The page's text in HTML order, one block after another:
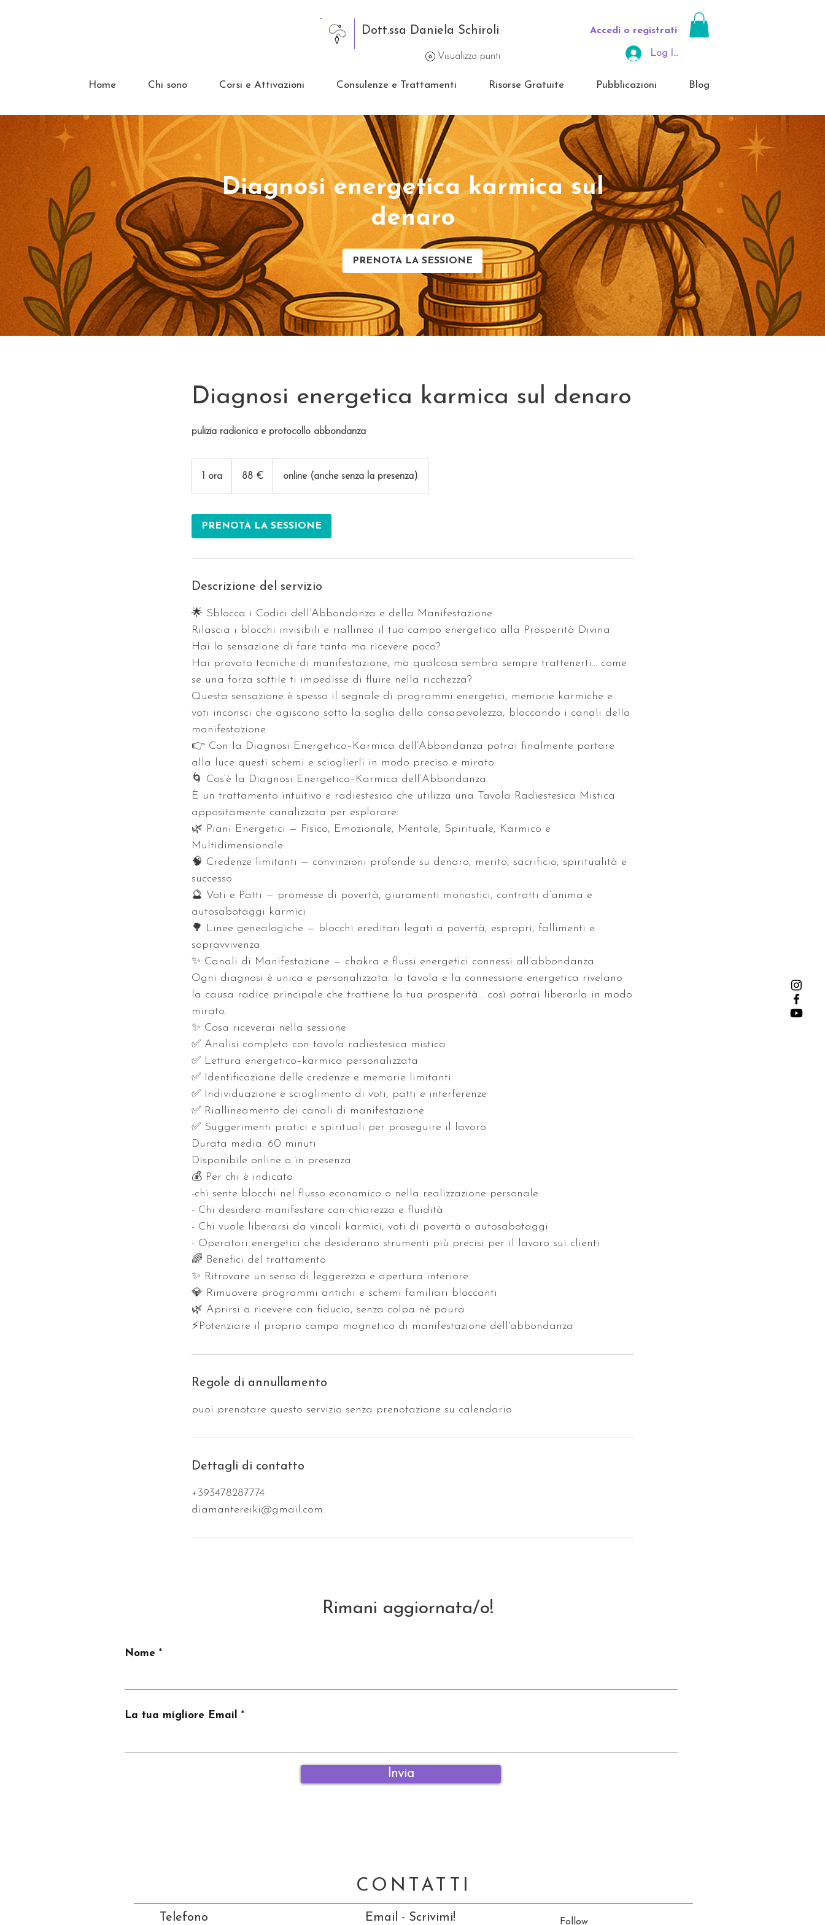
Dott.ssa Daniela Schiroli
Log In Area Riservata
Accedi o registrati
Home Chi sono Corsi e Attivazioni Consulenze e Trattamenti Risorse Gratuite Pubblicazioni Blog
Visualizza punti
Diagnosi energetica karmica sul
denaro
PRENOTA LA SESSIONE
Diagnosi energetica karmica sul denaro
pulizia radionica e protocollo abbondanza
1 ora 88 € online (anche senza la presenza)
PRENOTA LA SESSIONE
Descrizione del servizio
🌟 Sblocca i Codici dell’Abbondanza e della Manifestazione
Rilascia i blocchi invisibili e riallinea il tuo campo energetico alla Prosperità Divina
Hai la sensazione di fare tanto ma ricevere poco?
Hai provato tecniche di manifestazione, ma qualcosa sembra sempre trattenerti… come
se una forza sottile ti impedisse di fluire nella ricchezza?
Questa sensazione è spesso il segnale di programmi energetici, memorie karmiche e
voti inconsci che agiscono sotto la soglia della consapevolezza, bloccando i canali della
manifestazione.
👉 Con la Diagnosi Energetico–Karmica dell’Abbondanza potrai finalmente portare
alla luce questi schemi e scioglierli in modo preciso e mirato.
🌀 Cos’è la Diagnosi Energetico–Karmica dell’Abbondanza
È un trattamento intuitivo e radiestesico che utilizza una Tavola Radiestesica Mistica
appositamente canalizzata per esplorare:
🌿 Piani Energetici — Fisico, Emozionale, Mentale, Spirituale, Karmico e
Multidimensionale
🧠 Credenze limitanti — convinzioni profonde su denaro, merito, sacrificio, spiritualità e
successo
🔮 Voti e Patti — promesse di povertà, giuramenti monastici, contratti d’anima e
autosabotaggi karmici
🌳 Linee genealogiche — blocchi ereditari legati a povertà, espropri, fallimenti e
sopravvivenza
✨ Canali di Manifestazione — chakra e flussi energetici connessi all’abbondanza
Ogni diagnosi è unica e personalizzata: la tavola e la connessione energetica rivelano
la causa radice principale che trattiene la tua prosperità… così potrai liberarla in modo
mirato.
✨ Cosa riceverai nella sessione
✅ Analisi completa con tavola radiestesica mistica
✅ Lettura energetico–karmica personalizzata
✅ Identificazione delle credenze e memorie limitanti
✅ Individuazione e scioglimento di voti, patti e interferenze
✅ Riallineamento dei canali di manifestazione
✅ Suggerimenti pratici e spirituali per proseguire il lavoro
Durata media: 60 minuti
Disponibile online o in presenza
💰 Per chi è indicato
-chi sente blocchi nel flusso economico o nella realizzazione personale
- Chi desidera manifestare con chiarezza e fluidità
- Chi vuole liberarsi da vincoli karmici, voti di povertà o autosabotaggi
- Operatori energetici che desiderano strumenti più precisi per il lavoro sui clienti
🌈 Benefici del trattamento
✨ Ritrovare un senso di leggerezza e apertura interiore
💎 Rimuovere programmi antichi e schemi familiari bloccanti
🌿 Aprirsi a ricevere con fiducia, senza colpa né paura
⚡Potenziare il proprio campo magnetico di manifestazione dell'abbondanza
Regole di annullamento
puoi prenotare questo servizio senza prenotazione su calendario
Dettagli di contatto
+393478287774
diamantereiki@gmail.com
Rimani aggiornata/o!
Nome
La tua migliore Email
Invia
CONTATTI
Telefono Email - Scrivimi! Follow